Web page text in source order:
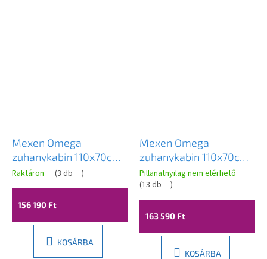
Mexen Omega
zuhanykabin 110x70cm,
8mm üveg, króm profil-
átlátszó üveg, 825-110-
070-01-00
Raktáron (3 db )
156 190 Ft
KOSÁRBA
Mexen Omega
zuhanykabin 110x70cm,
8mm üveg, króm profil-
szürke üveg, 825-110-
070-01-40
Pillanatnyilag nem elérhető
(13 db )
163 590 Ft
KOSÁRBA